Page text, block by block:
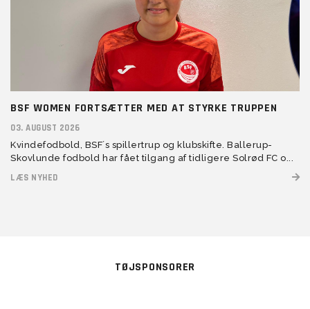
BSF WOMEN FORTSÆTTER MED AT STYRKE TRUPPEN
03. AUGUST 2026
Kvindefodbold, BSF´s spillertrup og klubskifte. Ballerup-
Skovlunde fodbold har fået tilgang af tidligere Solrød FC o...
LÆS NYHED
TØJSPONSORER